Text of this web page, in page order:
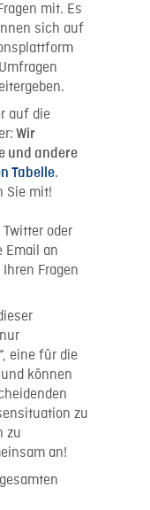
mit. Es
sich auf
auf die
Wir
und andere
Tabelle.
Sie mit!
oder
Email an
Fragen
eine für die
können
zu
zu
an!